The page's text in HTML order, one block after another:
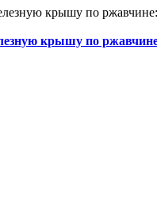
крышу по